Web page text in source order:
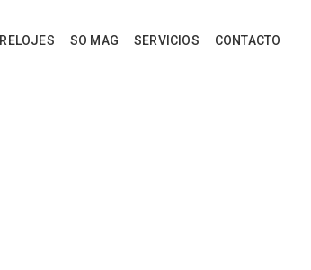
RELOJES SO MAG SERVICIOS CONTACTO